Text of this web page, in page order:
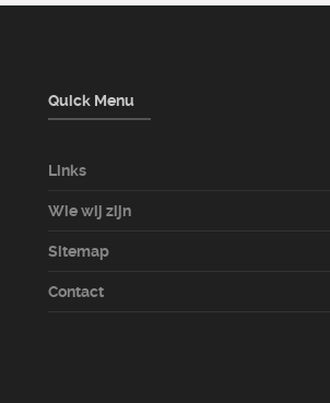
Quick Menu
Links
Wie wij zijn
Sitemap
Contact